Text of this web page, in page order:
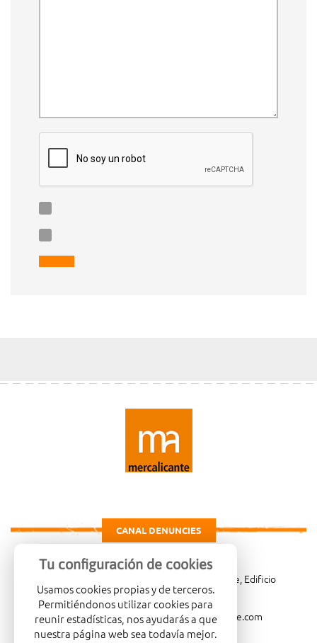
CANAL DENUNCIES
Carretera de Madrid Km. 4, 03007 Alicante, Edificio
Administrativo, planta 3ª
966081001
merca@mercalicante.com
Tu configuración de cookies
Usamos cookies propias y de terceros.
Permitiéndonos utilizar cookies para
reunir estadísticas, nos ayudarás a que
nuestra página web sea todavía mejor.